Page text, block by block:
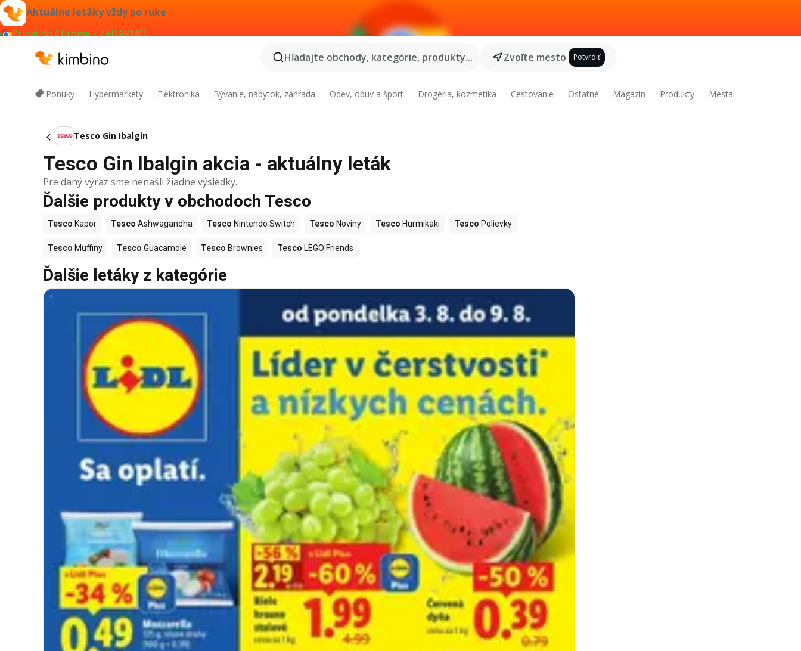
Aktuálne letáky vždy po ruke
Pridať do Chrome - ZADARMO
Hľadajte obchody, kategórie, produkty...
Zvoľte mesto Potvrdiť
Ponuky Hypermarkety Elektronika Bývanie, nábytok, záhrada Odev, obuv a šport Drogéria, kozmetika Cestovanie Ostatné Magazín Produkty Mestá
Tesco Gin Ibalgin
Tesco Gin Ibalgin akcia - aktuálny leták
Pre daný výraz sme nenašli žiadne výsledky.
Ďalšie produkty v obchodoch Tesco
Tesco Kapor Tesco Ashwagandha Tesco Nintendo Switch Tesco Noviny Tesco Hurmikaki Tesco Polievky
Tesco Muffiny Tesco Guacamole Tesco Brownies Tesco LEGO Friends
Ďalšie letáky z kategórie